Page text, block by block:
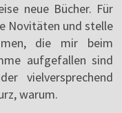
neue Bücher. Für
Novitäten und stelle
die mir beim
aufgefallen sind
vielversprechend
warum.